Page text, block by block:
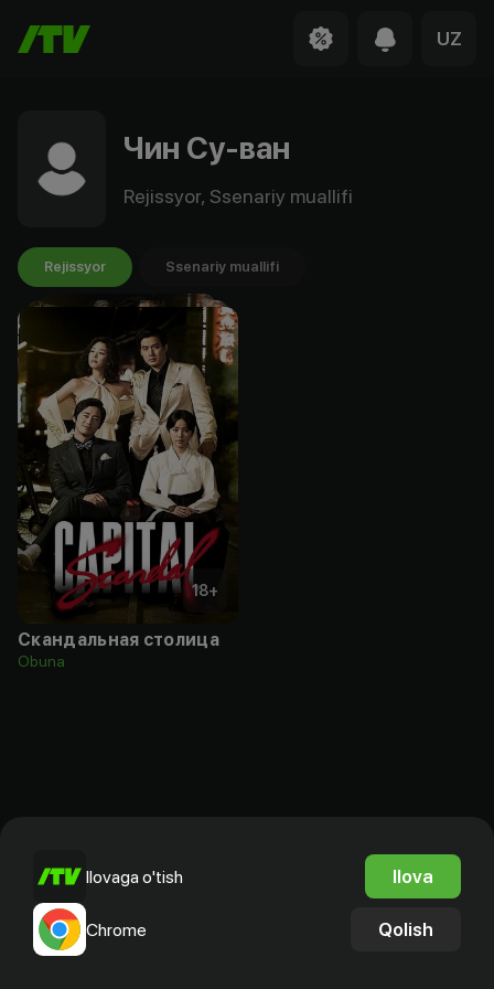
UZ
Чин Су-ван
Rejissyor, Ssenariy muallifi
Rejissyor Ssenariy muallifi
18+
Скандальная столица
Obuna
Ilovaga o'tish Ilova
Chrome Qolish